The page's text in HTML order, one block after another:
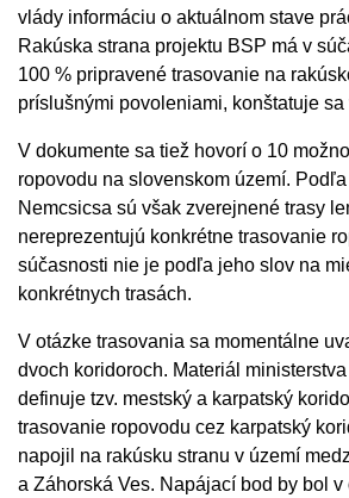
vlády informáciu o aktuálnom stave
Rakúska strana projektu BSP má v
100 % pripravené trasovanie na
príslušnými povoleniami, konštatuje sa
V dokumente sa tiež hovorí o 10
ropovodu na slovenskom území.
Nemcsicsa sú však zverejnené trasy
nereprezentujú konkrétne trasovanie
súčasnosti nie je podľa jeho slov na
konkrétnych trasách.
V otázke trasovania sa momentálne
dvoch koridoroch. Materiál
definuje tzv. mestský a karpatský
trasovanie ropovodu cez karpatský
napojil na rakúsku stranu v území
a Záhorská Ves. Napájací bod by bol